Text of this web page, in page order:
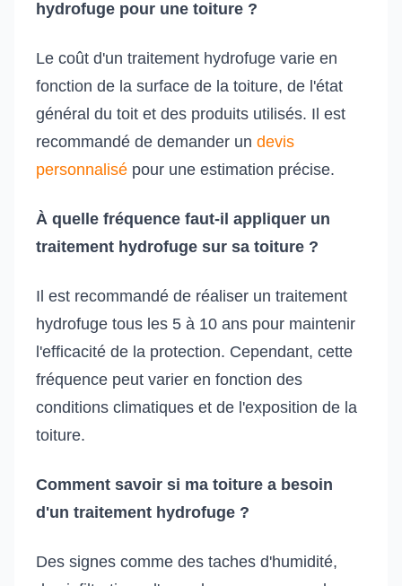
hydrofuge pour une toiture ?
Le coût d'un traitement hydrofuge varie en
fonction de la surface de la toiture, de l'état
général du toit et des produits utilisés. Il est
recommandé de demander un devis
personnalisé pour une estimation précise.
À quelle fréquence faut-il appliquer un
traitement hydrofuge sur sa toiture ?
Il est recommandé de réaliser un traitement
hydrofuge tous les 5 à 10 ans pour maintenir
l'efficacité de la protection. Cependant, cette
fréquence peut varier en fonction des
conditions climatiques et de l'exposition de la
toiture.
Comment savoir si ma toiture a besoin
d'un traitement hydrofuge ?
Des signes comme des taches d'humidité,